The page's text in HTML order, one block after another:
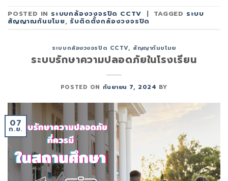
POSTED IN ระบบกล้องวงจรปิด CCTV | TAGGED ระบบ
สัญญาณกันขโมย, รับติดตั้งกล้องวงจรปิด
ระบบกล้องวงจรปิด CCTV, สัญญากันขโมย
ระบบรักษาความปลอดภัยในโรงเรียน
POSTED ON กันยายน 7, 2024 BY
07
ก.ย.